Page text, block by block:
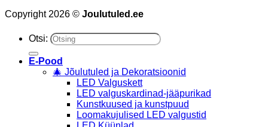
Copyright 2026 © Joulutuled.ee
Otsi:
E-Pood
🎄 Jõulutuled ja Dekoratsioonid
LED Valguskett
LED valguskardinad-jääpurikad
Kunstkuused ja kunstpuud
Loomakujulised LED valgustid